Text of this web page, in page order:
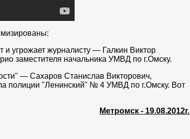
и угрожает журналисту — Галкин Виктор
заместителя начальника УМВД по г.Омску.
— Сахаров Станислав Викторович,
полиции "Ленинский" № 4 УМВД по г.Омску. Вот
Метромск - 19.08.2012г.